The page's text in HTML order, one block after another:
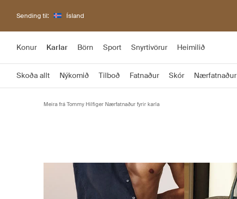
Sending til: Ísland
Konur Karlar Börn Sport Snyrtivörur Heimilið
Skoða allt Nýkomið Tilboð Fatnaður Skór Nærfatnaður
Meira frá Tommy Hilfiger Nærfatnaður fyrir karla